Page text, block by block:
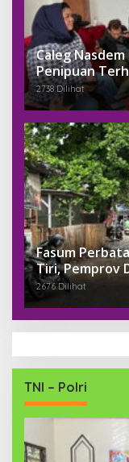
Caleg Nasdem
Penipuan
2738 Dilihat
Fasum
Tiri, Pemprov
2676 Dilihat
TNI – Polri